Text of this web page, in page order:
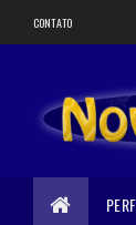
CONTATO